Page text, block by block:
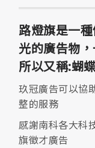
路燈旗是一
光的廣告物
所以又稱:蝴
玖冠廣告可以協
整的服務
感謝南科各大科
旗徵才廣告